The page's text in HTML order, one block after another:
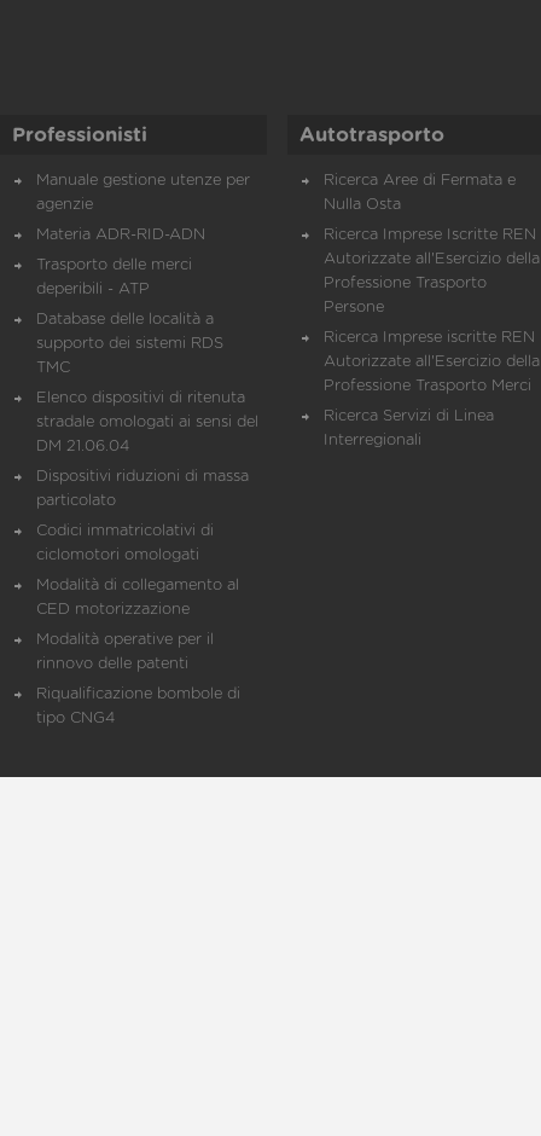
Professionisti
Manuale gestione utenze per
agenzie
Materia ADR-RID-ADN
Trasporto delle merci
deperibili - ATP
Database delle località a
supporto dei sistemi RDS
TMC
Elenco dispositivi di ritenuta
stradale omologati ai sensi del
DM 21.06.04
Dispositivi riduzioni di massa
particolato
Codici immatricolativi di
ciclomotori omologati
Modalità di collegamento al
CED motorizzazione
Modalità operative per il
rinnovo delle patenti
Riqualificazione bombole di
tipo CNG4
Autotrasporto
Ricerca Aree di Fermata e
Nulla Osta
Ricerca Imprese Iscritte REN
Autorizzate all'Esercizio della
Professione Trasporto
Persone
Ricerca Imprese iscritte REN
Autorizzate all'Esercizio della
Professione Trasporto Merci
Ricerca Servizi di Linea
Interregionali